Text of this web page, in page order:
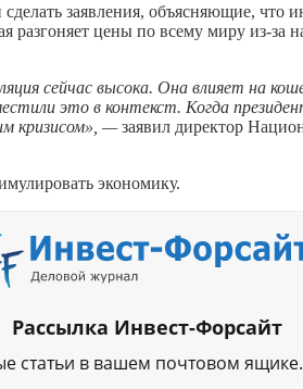
заявления, объясняющие,
разгоняет цены по всему миру из-за
сейчас высока. Она влияет на
это в контекст. Когда
кризисом», —заявил директор
экономику.
Рассылка Инвест-Форсайт
статьи в вашем почтовом ящике.